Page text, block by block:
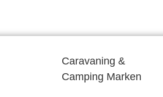
Caravaning &
Camping Marken